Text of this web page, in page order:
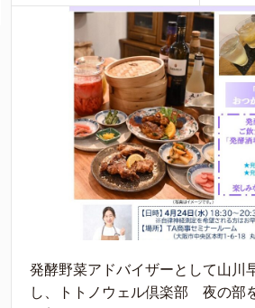
発酵野菜アドバイザーとして山川
し、トトノウェル倶楽部 夜の部